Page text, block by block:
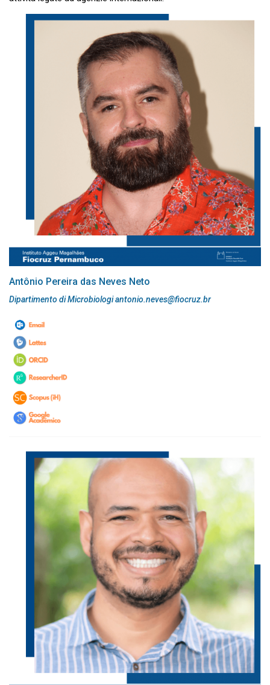
Antônio Pereira das Neves Neto
Dipartimento di Microbiologi antonio.neves@fiocruz.br